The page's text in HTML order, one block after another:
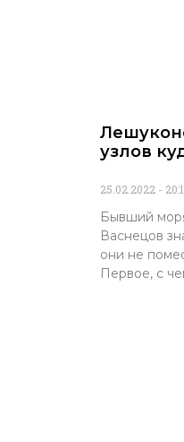
узлов
25.02.2022
Бывший
Васнецов
они не
Первое, с